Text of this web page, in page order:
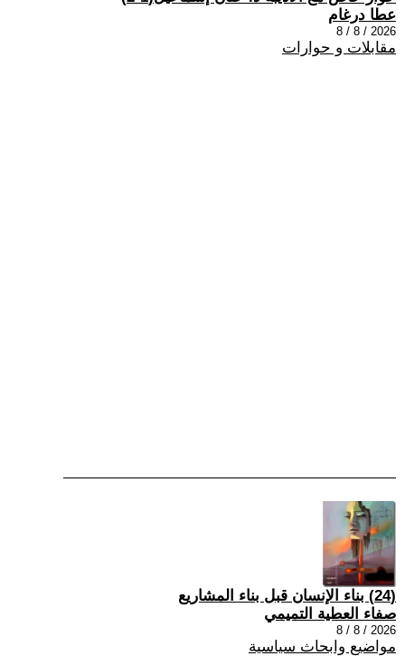
عطا درغام
2026 / 8 / 8
مقابلات و حوارات
(24) بناء الإنسان قبل بناء المشاريع
صفاء العطية التميمي
2026 / 8 / 8
مواضيع وابحاث سياسية